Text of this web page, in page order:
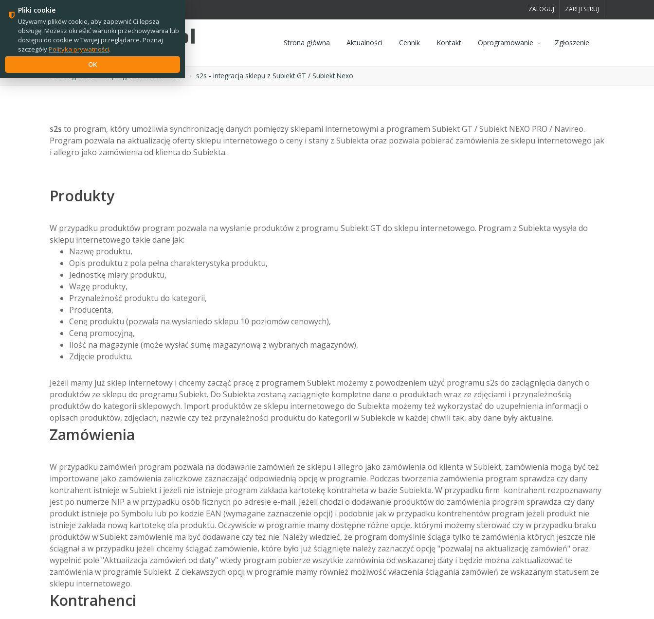
ZALOGUJ ZAREJESTRUJ
Strona główna Aktualności Cennik Kontakt Oprogramowanie Zgłoszenie
Strona główna › Oprogramowanie › s2s › s2s - integracja sklepu z Subiekt GT / Subiekt Nexo
s2s to program, który umożliwia synchronizację danych pomiędzy sklepami internetowymi a programem Subiekt GT / Subiekt NEXO PRO / Navireo.
Program pozwala na aktualizację oferty sklepu internetowego o ceny i stany z Subiekta oraz pozwala pobierać zamówienia ze sklepu internetowego jak
i allegro jako zamówienia od klienta do Subiekta.
Produkty
W przypadku produktów program pozwala na wysłanie produktów z programu Subiekt GT do sklepu internetowego. Program z Subiekta wysyła do
sklepu internetowego takie dane jak:
Nazwę produktu,
Opis produktu z pola pełna charakterystyka produktu,
Jednostkę miary produktu,
Wagę produkty,
Przynależność produktu do kategorii,
Producenta,
Cenę produktu (pozwala na wysłaniedo sklepu 10 poziomów cenowych),
Ceną promocyjną,
Ilość na magazynie (może wysłać sumę magazynową z wybranych magazynów),
Zdjęcie produktu.
Jeżeli mamy już sklep internetowy i chcemy zacząć pracę z programem Subiekt możemy z powodzeniem użyć programu s2s do zaciągnięcia danych o
produktów ze sklepu do programu Subiekt. Do Subiekta zostaną zaciągnięte kompletne dane o produktach wraz ze zdjęciami i przynależnością
produktów do kategorii sklepowych. Import produktów ze sklepu internetowego do Subiekta możemy też wykorzystać do uzupełnienia informacji o
opisach produktów, zdjęciach, nazwie czy też przynależności produktu do kategorii w Subiekcie w każdej chwili tak, aby dane były aktualne.
Zamówienia
W przypadku zamówień program pozwala na dodawanie zamówień ze sklepu i allegro jako zamówienia od klienta w Subiekt, zamówienia mogą być też
importowane jako zamówienia zaliczkowe zaznaczająć odpowiednią opcję w programie. Podczas tworzenia zamówienia program sprawdza czy dany
kontrahent istnieje w Subiekt i jeżeli nie istnieje program zakłada kartotekę kontraheta w bazie Subiekta. W przypadku firm kontrahent rozpoznawany
jest po numerze NIP a w przypadku osób ficznych po adresie e-mail. Jeżeli chodzi o dodawanie produktów do zamówienia program sprawdza czy dany
produkt istnieje po Symbolu lub po kodzie EAN (wymagane zaznaczenie opcji) i podobnie jak w przypadku kontrehentów program jeżeli produkt nie
istnieje zakłada nową kartotekę dla produktu. Oczywiście w programie mamy dostępne różne opcje, którymi możemy sterować czy w przypadku braku
produktów w Subiekt zamówienie ma być dodawane czy też nie. Należy wiedzieć, że program domyślnie ściąga tylko te zamówienia których jeszcze nie
ściągnał a w przypadku jeżeli chcemy ściągać zamówienie, które było już ściągnięte należy zaznaczyć opcję "pozwalaj na aktualizację zamówień" oraz
wypełnić pole "Aktuaiizacja zamówień od daty" wtedy program pobierze wszytkie zamówinia od wskazanej daty i będzie można zaktualizować te
zamówienia w programie Subiekt. Z ciekawszych opcji w programie mamy również możlwość właczenia ściągania zamówień ze wskazanym statusem ze
sklepu internetowego.
Kontrahenci
Pliki cookie
Używamy plików cookie, aby zapewnić Ci lepszą
obsługę. Możesz określić warunki przechowywania lub
dostępu do cookie w Twojej przeglądarce. Poznaj
szczegółyPolityka prywatności.
OK